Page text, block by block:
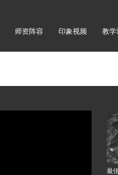
师资阵容 印象视频 教学
最